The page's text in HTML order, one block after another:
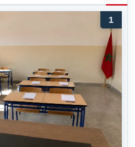
1